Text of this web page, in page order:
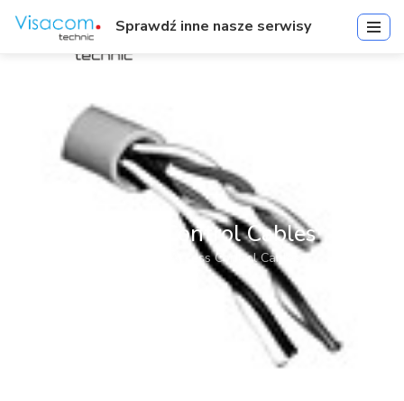
Access Control Cables
Access Control Cables
Sprawdź inne nasze serwisy